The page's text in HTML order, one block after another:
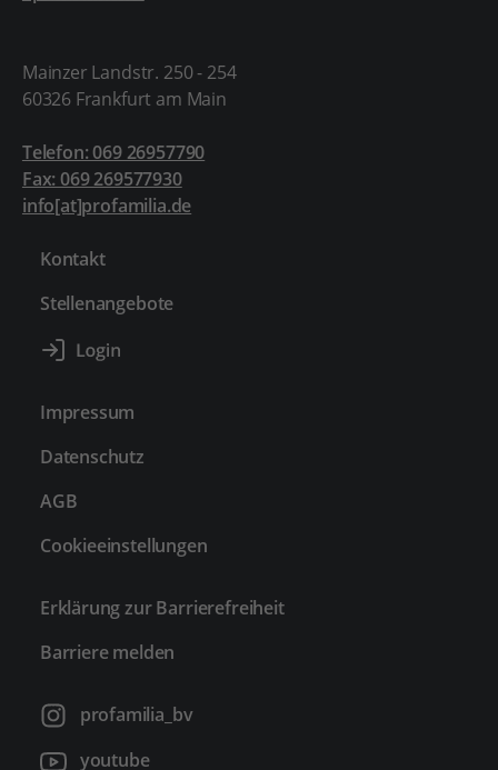
Mainzer Landstr. 250 - 254
60326 Frankfurt am Main
Telefon: 069 26957790
Fax: 069 269577930
info[at]profamilia.de
Kontakt
Stellenangebote
Impressum
Datenschutz
AGB
Cookieeinstellungen
Erklärung zur Barrierefreiheit
Barriere melden
profamilia_bv
youtube